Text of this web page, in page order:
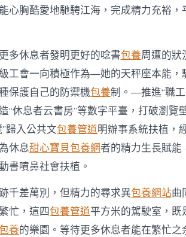
心胸酷愛地馳騁江海，完成精力充裕
多休息者發明更好的唸書包養周遭的狀
工會一向積極作為—她的天秤座本能，
保護自己的防禦機包養制。—推進“職
“休息者云書房”等數字平臺，打破瀏覽
歸入公共文包養管道明辦事系統扶植，
休息甜心寶貝包養網者的精力生長賦能
書噴鼻社會扶植。
千差萬別，但精力的尋求異包養網站曲
忙，這四包養管道平方米的駕駛室，既
養的樂園。等待更多休息者能在繁忙